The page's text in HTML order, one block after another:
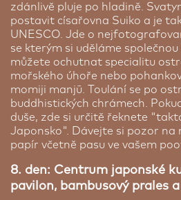
Ibis Styles Kyoto Station Hotel
Kyoto | 2 noci
Pěkný, čistý, nekuřácký
polohou přímo před rušnějším
Kyotským nádražím, která je
architektonickým skvostem a
večerní návštěvu. Hotel díky
spojení na všechny atrakce a
bývalého hlavního města
okolních měst Ósaka či Nara.
snídaně formou švédských
mluvící personál. Pokoje jsou
malé vybaveny lednicí, TV, wi-
GO Parking
Využijte zvýhodněné
blízkosti pražského letiště.
odkazhttps://
promo=SEN830s kódem
výhodné parkování po dobu,
na zájezdu. Cena parkování
najdete na partnerských
bude postaráno, zatímco vy si
zdánlivě pluje po hladině.
postavit císařovna Suiko a je
UNESCO. Jde o
se kterým si uděláme
můžete ochutnat specialitu
mořského úhoře nebo
momiji manjū. Toulání se po
buddhistických chrámech.
duše, zde si určitě řeknete
Japonsko". Dávejte si pozor na
papír včetně pasu ve vašem
8. den: Centrum japonské
pavilon, bambusový prales